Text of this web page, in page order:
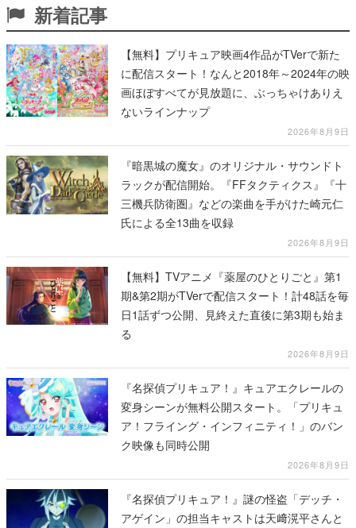
新着記事
【無料】プリキュア映画4作品がTVerで新た
に配信スタート！なんと2018年～2024年の映
画ほぼすべてが見放題に、ぶっちゃけありえ
ないラインナップ
2026年8月9日
『暗黒城の魔女』のオリジナル・サウンドト
ラックが配信開始。『FFタクティクス』『十
三機兵防衛圏』などの楽曲を手がけた崎元仁
氏による全13曲を収録
2026年8月9日
【無料】TVアニメ『薬屋のひとりごと』第1
期&第2期がTVerで配信スタート！計48話を毎
日1話ずつ公開、見終えた直後に第3期も始ま
る
2026年8月9日
『名探偵プリキュア！』キュアエクレールの
変身シーンが無料公開スタート。「プリキュ
ア！フライング・インフィニティ！」のバン
ク映像も同時公開
2026年8月9日
『名探偵プリキュア！』謎の怪盗「デッチ・
アゲイン」の担当キャストは天﨑滉平さんと